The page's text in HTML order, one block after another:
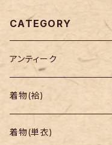
CATEGORY
アンティーク
着物
帯
着物(袷)
小紋
着物(単衣)